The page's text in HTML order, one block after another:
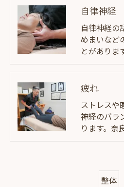
自律神経
自律神経の
めまいなど
とがありま
疲れ
ストレスや
神経のバラ
ります。奈
整体